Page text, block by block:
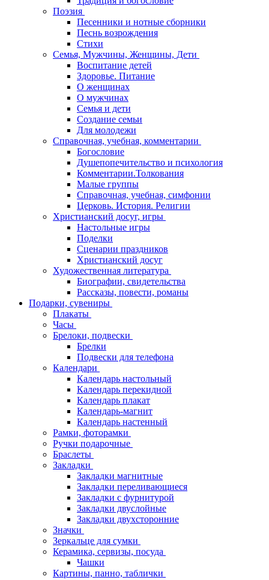
Поэзия
Песенники и нотные сборники
Песнь возрождения
Стихи
Семья, Мужчины, Женщины, Дети
Воспитание детей
Здоровье. Питание
О женщинах
О мужчинах
Семья и дети
Создание семьи
Для молодежи
Справочная, учебная, комментарии
Богословие
Душепопечительство и психология
Комментарии.Толкования
Малые группы
Справочная, учебная, симфонии
Церковь. История. Религии
Христианский досуг, игры
Настольные игры
Поделки
Сценарии праздников
Христианский досуг
Художественная литература
Биографии, свидетельства
Рассказы, повести, романы
Подарки, сувениры
Плакаты
Часы
Брелоки, подвески
Брелки
Подвески для телефона
Календари
Календарь настольный
Календарь перекидной
Календарь плакат
Календарь-магнит
Календарь настенный
Рамки, фоторамки
Ручки подарочные
Браслеты
Закладки
Закладки магнитные
Закладки переливающиеся
Закладки с фурнитурой
Закладки двуслойные
Закладки двухсторонние
Значки
Зеркальце для сумки
Керамика, сервизы, посуда
Чашки
Картины, панно, таблички